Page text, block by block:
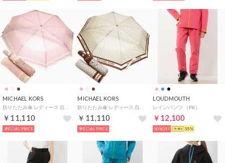
MICHAEL KORS
￥11,110
SPECIAL PRICE
MICHAEL KORS
￥11,110
SPECIAL PRICE
LOUDMOUTH
レインパンツ （PK）
￥12,100
50%OFF 15%